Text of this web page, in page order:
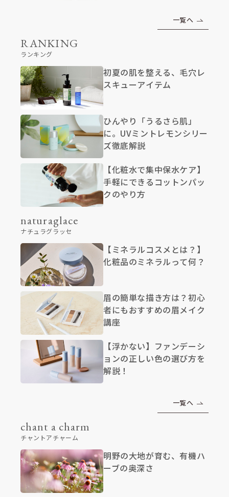
一覧へ
RANKING
ランキング
初夏の肌を整える、毛穴レ
スキューアイテム
ひんやり「うるさら肌」
に。UVミントレモンシリー
ズ徹底解説
【化粧水で集中保水ケア】
手軽にできるコットンパッ
クのやり方
naturaglace
ナチュラグラッセ
【ミネラルコスメとは？】
化粧品のミネラルって何？
眉の簡単な描き方は？初心
者にもおすすめの眉メイク
講座
【浮かない】ファンデーシ
ョンの正しい色の選び方を
解説！
一覧へ
chant a charm
チャントアチャーム
明野の大地が育む、有機ハ
ーブの奥深さ